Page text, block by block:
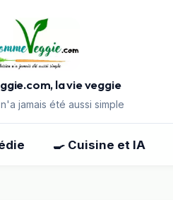
la vie veggie
jamais été aussi simple
🍳 Cuisine et IA